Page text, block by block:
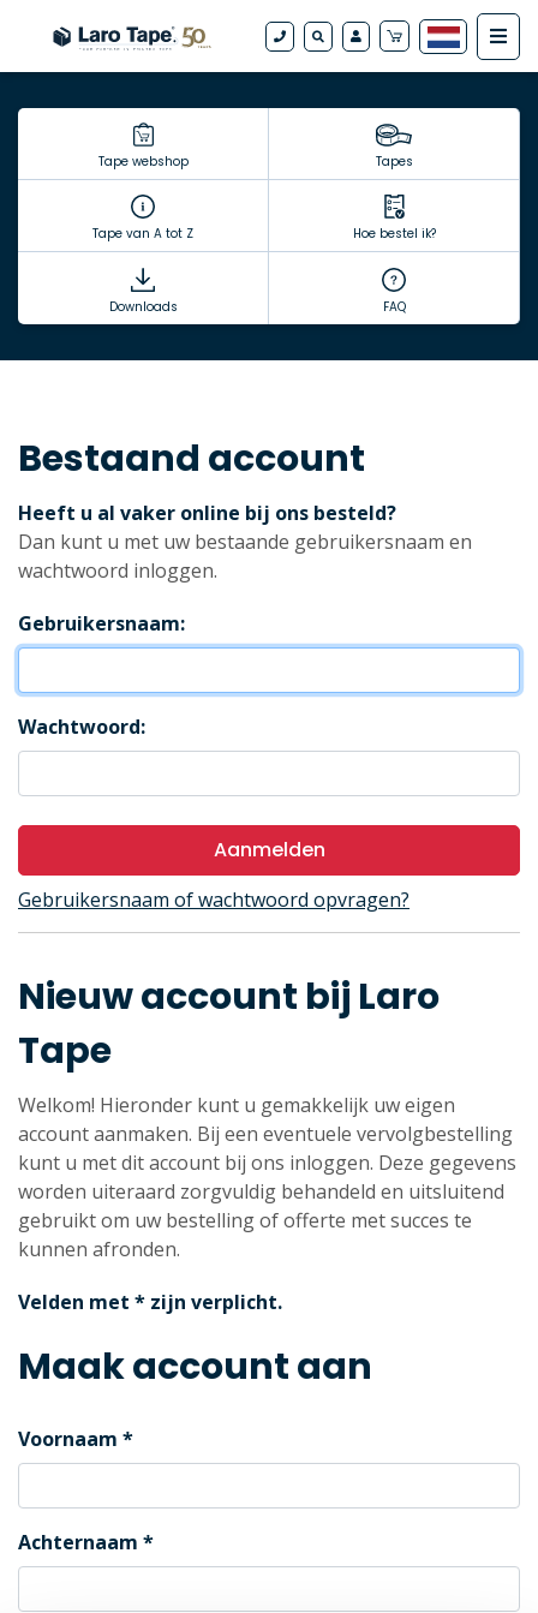
Tape webshop Tapes
Tape van A tot Z Hoe bestel ik?
Downloads FAQ
Bestaand account
Heeft u al vaker online bij ons besteld?
Dan kunt u met uw bestaande gebruikersnaam en
wachtwoord inloggen.
Gebruikersnaam:
Wachtwoord:
Aanmelden
Gebruikersnaam of wachtwoord opvragen?
Nieuw account bij Laro
Tape
Welkom! Hieronder kunt u gemakkelijk uw eigen
account aanmaken. Bij een eventuele vervolgbestelling
kunt u met dit account bij ons inloggen. Deze gegevens
worden uiteraard zorgvuldig behandeld en uitsluitend
gebruikt om uw bestelling of offerte met succes te
kunnen afronden.
Velden met * zijn verplicht.
Maak account aan
Voornaam
Achternaam